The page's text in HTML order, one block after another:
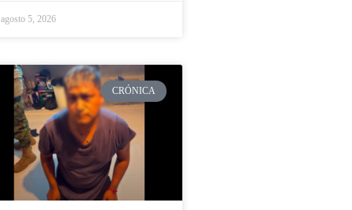
agosto 5, 2026
CRÓNICA